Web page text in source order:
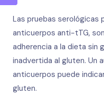
Las pruebas serológicas
anticuerpos anti-tTG,
adherencia a la dieta sin
inadvertida al gluten. Un
anticuerpos puede
gluten.